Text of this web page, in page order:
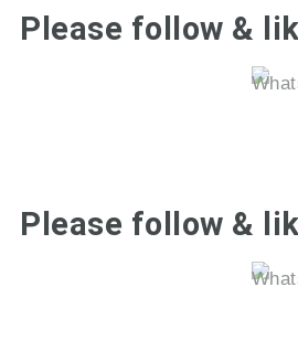
Please follow &
Please follow &